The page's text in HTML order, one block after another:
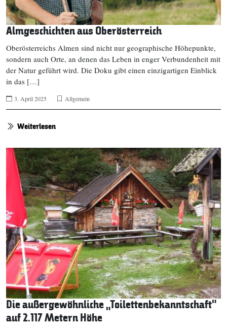
Almgeschichten aus Oberösterreich
Oberösterreichs Almen sind nicht nur geographische Höhepunkte,
sondern auch Orte, an denen das Leben in enger Verbundenheit mit
der Natur geführt wird. Die Doku gibt einen einzigartigen Einblick
in das […]
3. April 2025 Allgemein
Weiterlesen
Die außergewöhnliche „Toilettenbekanntschaft“
auf 2.117 Metern Höhe